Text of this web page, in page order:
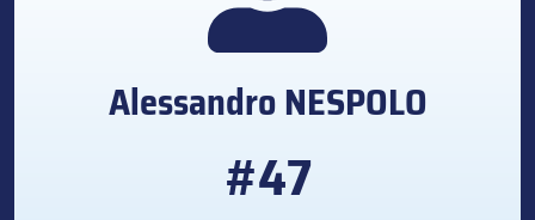
AlessandroNESPOLO
#47